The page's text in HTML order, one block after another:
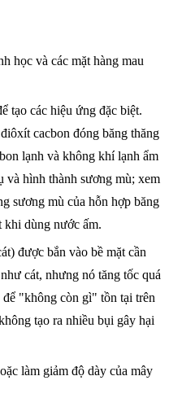
học và các mặt hàng mau
tạo các hiệu ứng đặc biệt.
cacbon đóng băng thăng
lạnh và không khí lạnh ẩm
hình thành sương mù; xem
sương mù của hỗn hợp băng
khi dùng nước ấm.
được bắn vào bề mặt cần
cát, nhưng nó tăng tốc quá
để "không còn gì" tồn tại trên
tạo ra nhiều bụi gây hại
làm giảm độ dày của mây